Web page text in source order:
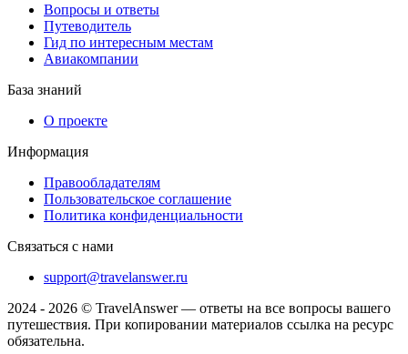
Вопросы и ответы
Путеводитель
Гид по интересным местам
Авиакомпании
База знаний
О проекте
Информация
Правообладателям
Пользовательское соглашение
Политика конфиденциальности
Связаться с нами
support@travelanswer.ru
2024 - 2026 © TravelAnswer — ответы на все вопросы вашего
путешествия. При копировании материалов ссылка на ресурс
обязательна.